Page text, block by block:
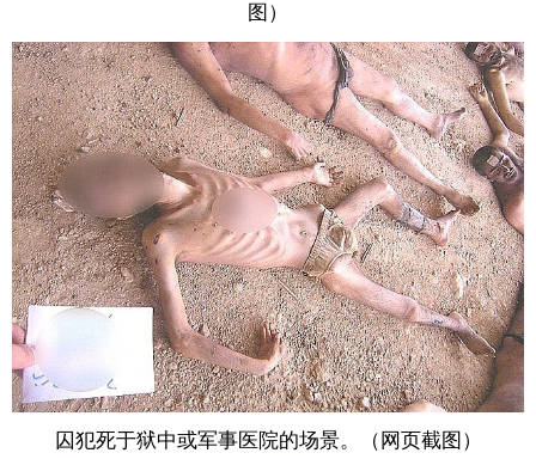
图）
囚犯死于狱中或军事医院的场景。（网页截图）